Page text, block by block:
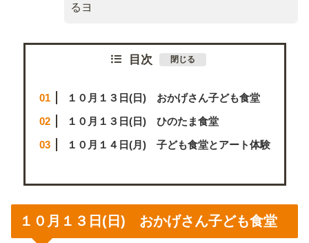
るヨ
目次
１０月１３日(日) おかげさん子ども食堂
１０月１３日(日) ひのたま食堂
１０月１４日(月) 子ども食堂とアート体験
１０月１３日(日) おかげさん子ども食堂